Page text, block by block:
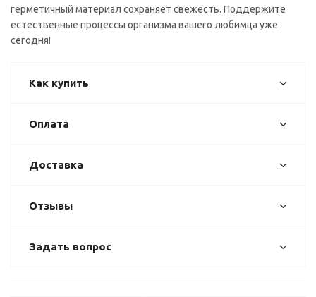
герметичный материал сохраняет свежесть. Поддержите
естественные процессы организма вашего любимца уже
сегодня!
Как купить
Оплата
Доставка
Отзывы
Задать вопрос